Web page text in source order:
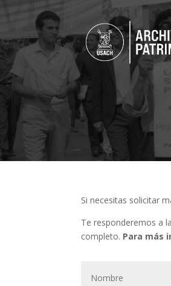
Si necesitas solicitar
Te responderemos a
completo. Para más